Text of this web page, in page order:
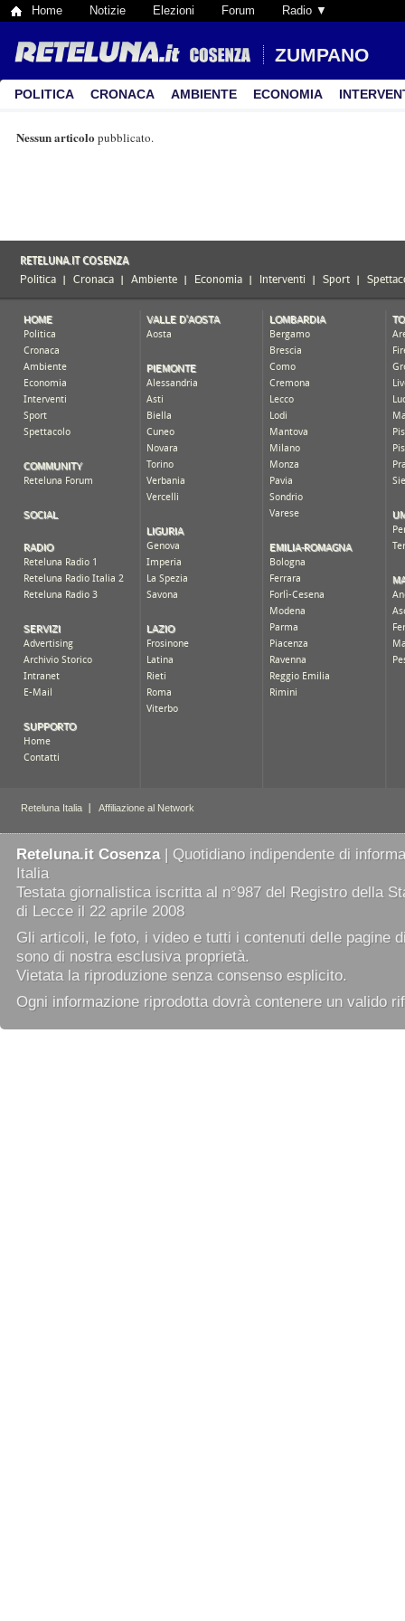
Home Notizie Elezioni Forum Radio ▼
ZUMPANO
POLITICA CRONACA AMBIENTE ECONOMIA
Nessun articolo pubblicato.
Reteluna.it Cosenza| Quotidiano indipendente di
Italia
Testata giornalistica iscritta al n°987 del Registro della
di Lecce il 22 aprile 2008
Gli articoli, le foto, i video e tutti i contenuti delle pagine
sono di nostra esclusiva proprietà.
Vietata la riproduzione senza consenso esplicito.
Ogni informazione riprodotta dovrà contenere un valido